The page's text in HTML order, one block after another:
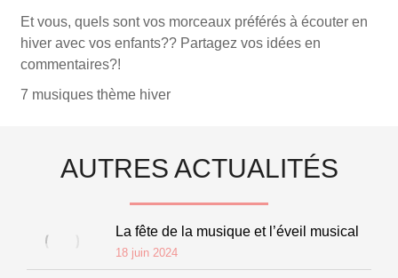
Et vous, quels sont vos morceaux préférés à écouter en
hiver avec vos enfants?? Partagez vos idées en
commentaires?!
7 musiques thème hiver
AUTRES ACTUALITÉS
La fête de la musique et l’éveil musical
18 juin 2024